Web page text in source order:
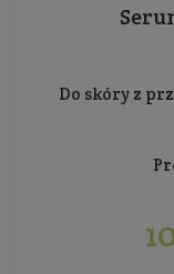
Do skóry z